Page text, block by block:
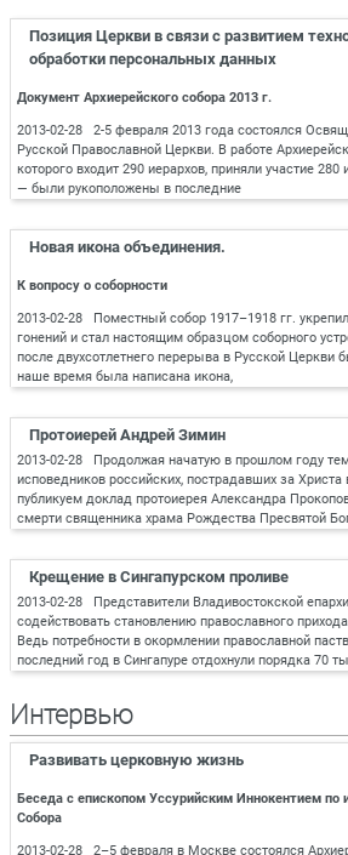
Позиция Церкви в связи с развитием
обработки персональных данных
Документ Архиерейского собора 2013 г.
2013-02-28 2-5 февраля 2013 года состоялся
Русской Православной Церкви. В работе
которого входит 290 иерархов, приняли участие
— были рукоположены в последние
Новая икона объединения.
К вопросу о соборности
2013-02-28 Поместный собор 1917–1918 гг.
гонений и стал настоящим образцом соборного
после двухсотлетнего перерыва в Русской Церкви
наше время была написана икона,
Протоиерей Андрей Зимин
2013-02-28 Продолжая начатую в прошлом году
исповедников российских, пострадавших за
публикуем доклад протоиерея Александра
смерти священника храма Рождества Пресвятой
Крещение в Сингапурском проливе
2013-02-28 Представители Владивостокской
содействовать становлению православного
Ведь потребности в окормлении православной
последний год в Сингапуре отдохнули порядка 70
Интервью
Развивать церковную жизнь
Беседа с епископом Уссурийским Иннокентием по
Собора
2013-02-28 2–5 февраля в Москве состоялся